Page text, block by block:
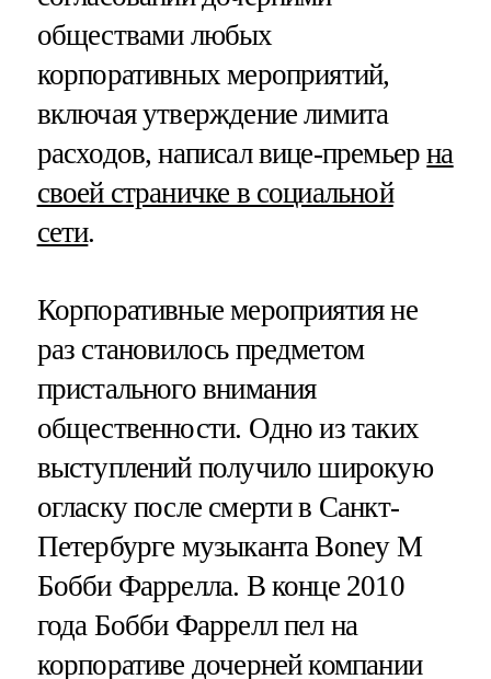
обществами любых
корпоративных мероприятий,
включая утверждение лимита
расходов, написал вице-премьерна
своей страничке в социальной
сети.
Корпоративные мероприятия не
раз становилось предметом
пристального внимания
общественности. Одно из таких
выступлений получило широкую
огласку после смерти в Санкт-
Петербурге музыканта Boney M
Бобби Фаррелла. В конце 2010
года Бобби Фаррелл пел на
корпоративе дочерней компании